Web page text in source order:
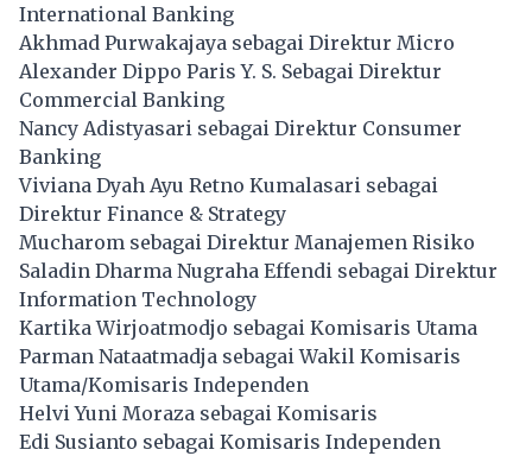
International Banking
Akhmad Purwakajaya sebagai Direktur Micro
Alexander Dippo Paris Y. S. Sebagai Direktur
Commercial Banking
Nancy Adistyasari sebagai Direktur Consumer
Banking
Viviana Dyah Ayu Retno Kumalasari sebagai
Direktur Finance & Strategy
Mucharom sebagai Direktur Manajemen Risiko
Saladin Dharma Nugraha Effendi sebagai Direktur
Information Technology
Kartika Wirjoatmodjo sebagai Komisaris Utama
Parman Nataatmadja sebagai Wakil Komisaris
Utama/Komisaris Independen
Helvi Yuni Moraza sebagai Komisaris
Edi Susianto sebagai Komisaris Independen